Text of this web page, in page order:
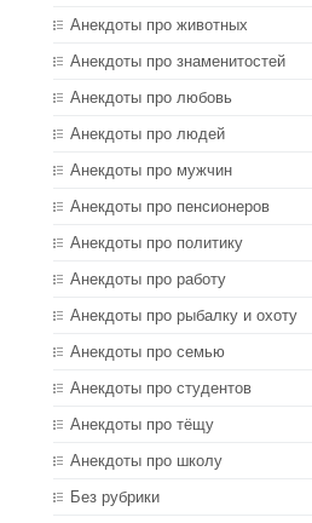
Анекдоты про животных
Анекдоты про знаменитостей
Анекдоты про любовь
Анекдоты про людей
Анекдоты про мужчин
Анекдоты про пенсионеров
Анекдоты про политику
Анекдоты про работу
Анекдоты про рыбалку и охоту
Анекдоты про семью
Анекдоты про студентов
Анекдоты про тёщу
Анекдоты про школу
Без рубрики